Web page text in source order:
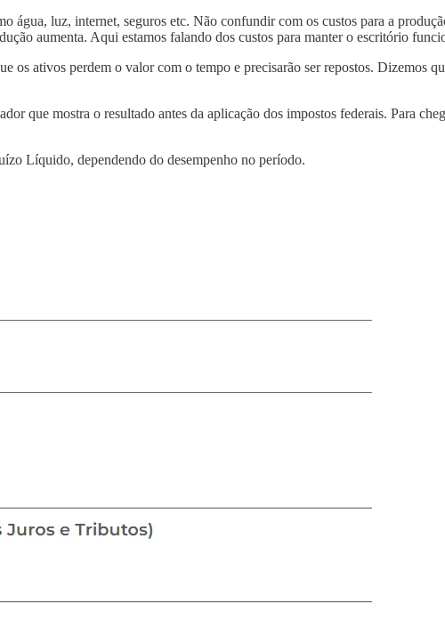
água, luz, internet, seguros etc. Não confundir com os custos para a
aumenta. Aqui estamos falando dos custos para manter o escritório
os ativos perdem o valor com o tempo e precisarão ser repostos. Dizemos
que mostra o resultado antes da aplicação dos impostos federais. Para
Líquido, dependendo do desempenho no período.